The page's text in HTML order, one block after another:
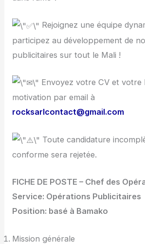
Rejoignez une équipe
participez au développement de
publicitaires sur tout le Mali !
Envoyez votre CV et votre
motivation par email à
rocksarlcontact@gmail.com
Toute candidature
conforme sera rejetée.
FICHE DE POSTE – Chef des
Service: Opérations Publicitaires
Position: basé à Bamako
Mission générale